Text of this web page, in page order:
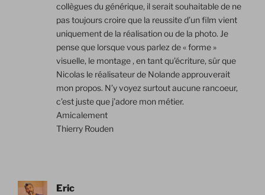
collègues du générique, il serait souhaitable de ne
pas toujours croire que la reussite d’un film vient
uniquement de la réalisation ou de la photo. Je
pense que lorsque vous parlez de « forme »
visuelle, le montage , en tant qu’écriture, sûr que
Nicolas le réalisateur de Nolande approuverait
mon propos. N’y voyez surtout aucune rancoeur,
c’est juste que j’adore mon métier.
Amicalement
Thierry Rouden
Eric